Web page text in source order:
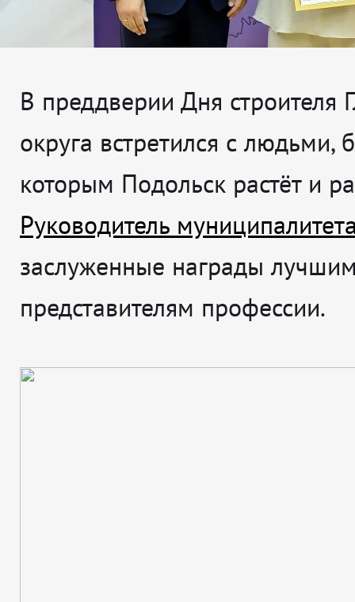
В преддверии Дня строителя
округа встретился с людьми,
которым Подольск растёт и
Руководитель
заслуженные награды
представителям профессии.